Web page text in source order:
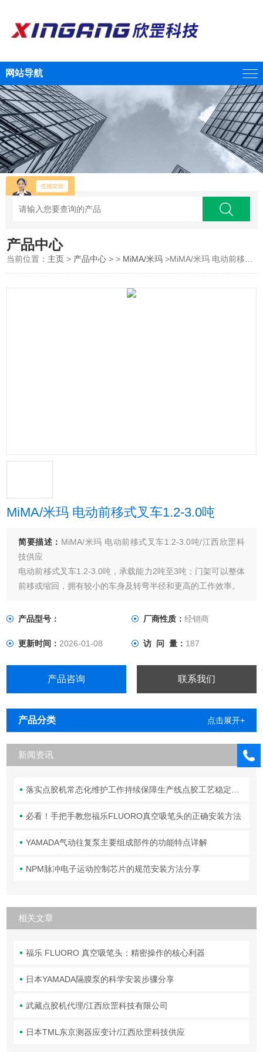
网站导航
产品中心
当前位置： 主页 > 产品中心 > > MiMA/米玛 >MiMA/米玛 电动前移式叉车1.2-3.0吨
MiMA/米玛 电动前移式叉车1.2-3.0吨
简要描述： MiMA/米玛 电动前移式叉车1.2-3.0吨/江西欣罡科
技供应
电动前移式叉车1.2-3.0吨，承载能力2吨至3吨；门架可以整体
前移或缩回，拥有较小的车身及转弯半径和更高的工作效率。
产品型号： 厂商性质： 经销商
更新时间：2026-01-08 访 问 量： 187
产品咨询 联系我们
产品分类 点击展开+
新闻资讯
落实点胶机常态化维护工作持续保障生产线点胶工艺稳定合规
必看！手把手教您福乐FLUORO真空吸笔头的正确安装方法
YAMADA气动往复泵主要组成部件的功能特点详解
NPM脉冲电子运动控制芯片的规范安装方法分享
相关文章
福乐 FLUORO 真空吸笔头：精密操作的核心利器
日本YAMADA隔膜泵的科学安装步骤分享
武藏点胶机代理/江西欣罡科技有限公司
日本TML东京测器应变计/江西欣罡科技供应